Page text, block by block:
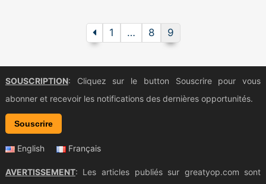
1 … 8 9
SOUSCRIPTION: Cliquez sur le button Souscrire pour vous
abonner et recevoir les notifications des dernières opportunités.
Souscrire
English Français
AVERTISSEMENT: Les articles publiés sur greatyop.com sont